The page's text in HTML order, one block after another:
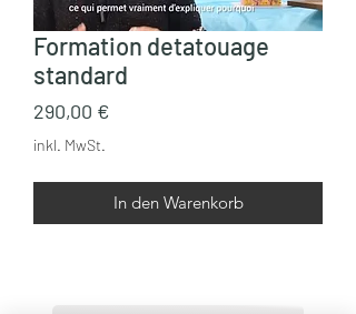
Formation detatouage
standard
290,00 €Preis
inkl. MwSt.
In den Warenkorb